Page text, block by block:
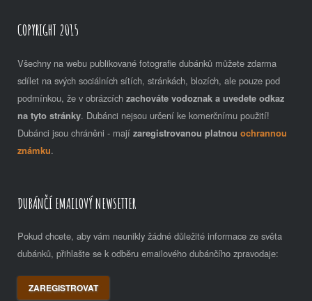
COPYRIGHT 2015
Všechny na webu publikované fotografie dubánků můžete zdarma
sdílet na svých sociálních sítích, stránkách, blozích, ale pouze pod
podmínkou, že v obrázcích zachováte vodoznak a uvedete odkaz
na tyto stránky. Dubánci nejsou určení ke komerčnímu použití!
Dubánci jsou chráněni - mají zaregistrovanou platnou ochrannou
známku.
DUBÁNČÍ EMAILOVÝ NEWSETTER
Pokud chcete, aby vám neunikly žádné důležité informace ze světa
dubánků, přihlašte se k odběru emailového dubánčího zpravodaje:
ZAREGISTROVAT